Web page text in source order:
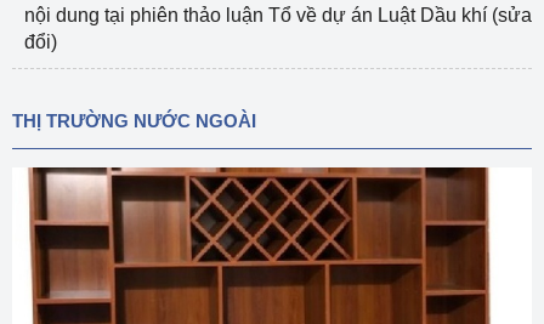
nội dung tại phiên thảo luận Tổ về dự án Luật Dầu khí (sửa
đổi)
THỊ TRƯỜNG NƯỚC NGOÀI